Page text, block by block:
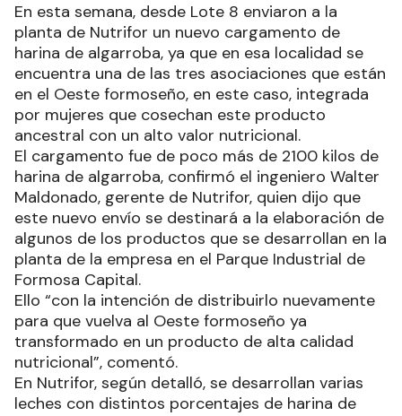
En esta semana, desde Lote 8 enviaron a la
planta de Nutrifor un nuevo cargamento de
harina de algarroba, ya que en esa localidad se
encuentra una de las tres asociaciones que están
en el Oeste formoseño, en este caso, integrada
por mujeres que cosechan este producto
ancestral con un alto valor nutricional.
El cargamento fue de poco más de 2100 kilos de
harina de algarroba, confirmó el ingeniero Walter
Maldonado, gerente de Nutrifor, quien dijo que
este nuevo envío se destinará a la elaboración de
algunos de los productos que se desarrollan en la
planta de la empresa en el Parque Industrial de
Formosa Capital.
Ello “con la intención de distribuirlo nuevamente
para que vuelva al Oeste formoseño ya
transformado en un producto de alta calidad
nutricional”, comentó.
En Nutrifor, según detalló, se desarrollan varias
leches con distintos porcentajes de harina de